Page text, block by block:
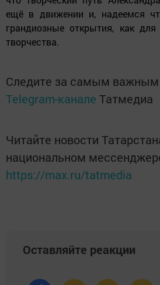
ещё в движении и, надеемся
грандиозные открытия, как
творчества.
Следите за самым
Telegram-канале Татмедиа
Читайте новости
национальном
https://max.ru/tatmedia
Оставляйте реакции